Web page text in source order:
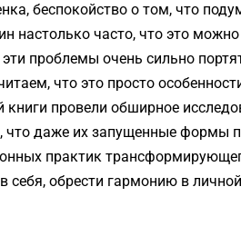
беспокойство о том, что
настолько часто, что это можно
проблемы очень сильно
что это просто
провели обширное
что даже их запущенные формы
практик
себя, обрести гармонию в